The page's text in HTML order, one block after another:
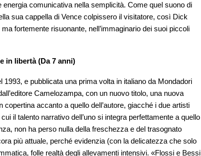
comunicativa nella semplicità. Come quel suono di
sua cappella di Vence colpissero il visitatore, così Dick
fortemente risuonante, nell’immaginario dei suoi piccoli
in libertà (Da 7 anni)
e pubblicata una prima volta in italiano da Mondadori
Camelozampa, con un nuovo titolo, una nuova
accanto a quello dell’autore, giacché i due artisti
il talento narrativo dell’uno si integra perfettamente a quello
non ha perso nulla della freschezza e del trasognato
più attuale, perché evidenzia (con la delicatezza che solo
folle realtà degli allevamenti intensivi. «Flossi e Bessi